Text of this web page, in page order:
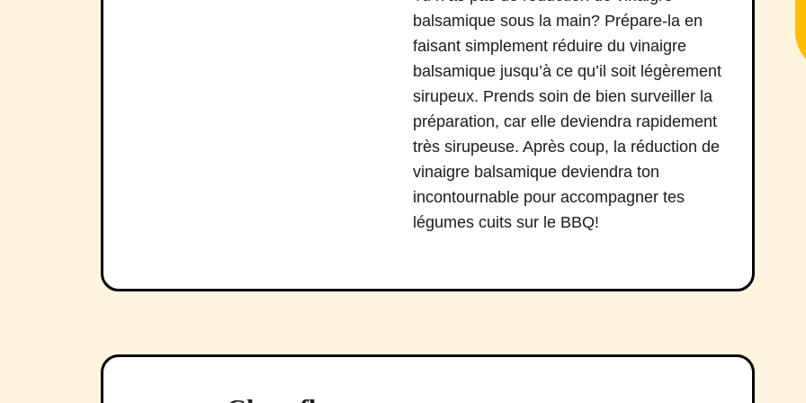
balsamique sous la main? Prépare-la en
faisant simplement réduire du vinaigre
balsamique jusqu’à ce qu’il soit légèrement
sirupeux. Prends soin de bien surveiller la
préparation, car elle deviendra rapidement
très sirupeuse. Après coup, la réduction de
vinaigre balsamique deviendra ton
incontournable pour accompagner tes
légumes cuits sur le BBQ!